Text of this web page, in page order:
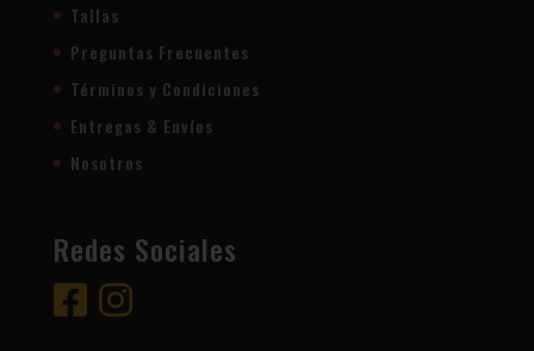
Tallas
Preguntas Frecuentes
Términos y Condiciones
Entregas & Envíos
Nosotros
Redes Sociales